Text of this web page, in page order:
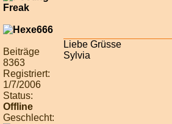
Beiträge
8363
Registriert:
1/7/2006
Status:
Offline
Geschlecht:
Liebe Grüsse
Sylvia